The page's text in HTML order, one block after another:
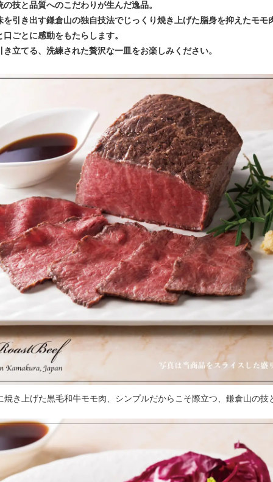
技と品質へのこだわりが生んだ逸品。
引き出す鎌倉山の独自技法でじっくり焼き上げた脂身を抑えたモモ
ごとに感動をもたらします。
立てる、洗練された贅沢な一皿をお楽しみください。
焼き上げた黒毛和牛モモ肉、シンプルだからこそ際立つ、鎌倉山の技